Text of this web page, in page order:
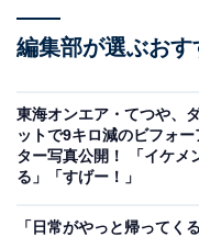
編集部が選ぶおす
東海オンエア・てつや、
ットで9キロ減のビフォー
ター写真公開！ 「イケメ
る」「すげー！」
「日常がやっと帰ってく